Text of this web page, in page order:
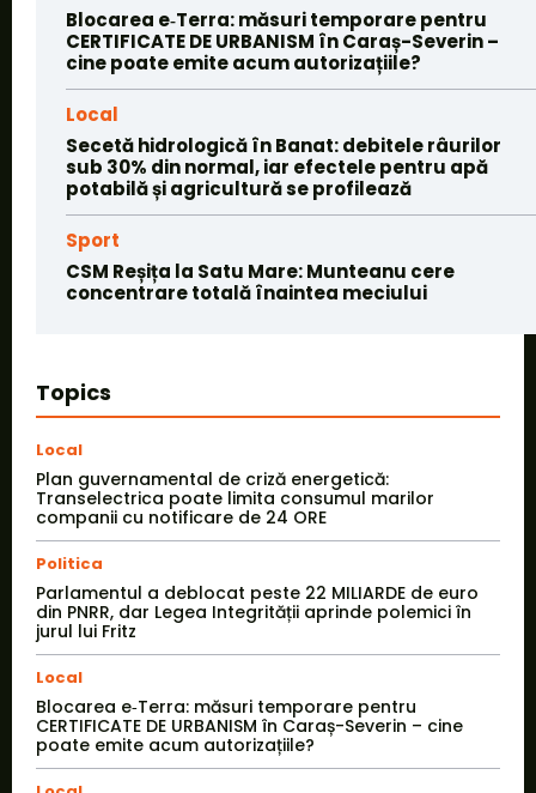
Blocarea e‑Terra: măsuri temporare pentru
CERTIFICATE DE URBANISM în Caraș-Severin –
cine poate emite acum autorizațiile?
Local
Secetă hidrologică în Banat: debitele râurilor
sub 30% din normal, iar efectele pentru apă
potabilă și agricultură se profilează
Sport
CSM Reșița la Satu Mare: Munteanu cere
concentrare totală înaintea meciului
Topics
Local
Plan guvernamental de criză energetică:
Transelectrica poate limita consumul marilor
companii cu notificare de 24 ORE
Politica
Parlamentul a deblocat peste 22 MILIARDE de euro
din PNRR, dar Legea Integrității aprinde polemici în
jurul lui Fritz
Local
Blocarea e‑Terra: măsuri temporare pentru
CERTIFICATE DE URBANISM în Caraș-Severin – cine
poate emite acum autorizațiile?